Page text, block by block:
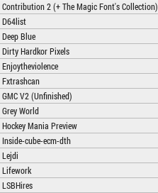
Contribution 2 (+ The Magic Font's Collection)
D64list
Deep Blue
Dirty Hardkor Pixels
Enjoytheviolence
Fxtrashcan
GMC V2 (Unfinished)
Grey World
Hockey Mania Preview
Inside-cube-ecm-dth
Lejdi
Lifework
LSBHires